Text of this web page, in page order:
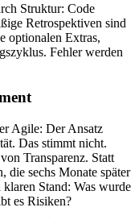
Struktur: Code
Retrospektiven sind
optionalen Extras,
Fehler werden
Agile: Der Ansatz
Das stimmt nicht.
Transparenz. Statt
die sechs Monate später
Stand: Was wurde
es Risiken?